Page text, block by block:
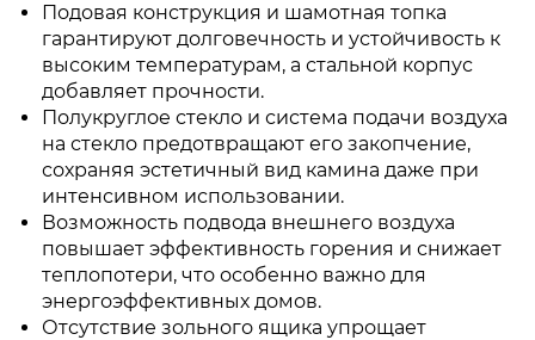
Подовая конструкция и шамотная топка
гарантируют долговечность и устойчивость к
высоким температурам, а стальной корпус
добавляет прочности.
Полукруглое стекло и система подачи воздуха
на стекло предотвращают его закопчение,
сохраняя эстетичный вид камина даже при
интенсивном использовании.
Возможность подвода внешнего воздуха
повышает эффективность горения и снижает
теплопотери, что особенно важно для
энергоэффективных домов.
Отсутствие зольного ящика упрощает